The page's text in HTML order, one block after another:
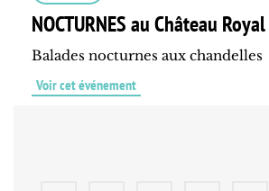
NOCTURNES au Château
Balades nocturnes aux chandelles
Voir cet événement